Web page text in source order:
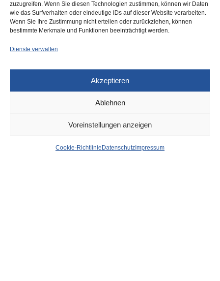
zuzugreifen. Wenn Sie diesen Technologien zustimmen, können wir Daten
wie das Surfverhalten oder eindeutige IDs auf dieser Website verarbeiten.
Wenn Sie Ihre Zustimmung nicht erteilen oder zurückziehen, können
bestimmte Merkmale und Funktionen beeinträchtigt werden.
Dienste verwalten
Akzeptieren
Ablehnen
Voreinstellungen anzeigen
Cookie-Richtlinie Datenschutz Impressum